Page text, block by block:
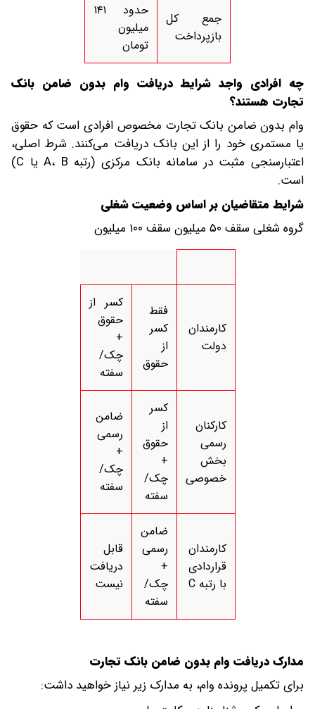
جمع کل
بازپرداخت
حدود ۱۴۱
میلیون
تومان
چه افرادی واجد شرایط دریافت وام بدون ضامن بانک
تجارت هستند؟
وام بدون ضامن بانک تجارت مخصوص افرادی است که حقوق
یا مستمری خود را از این بانک دریافت می‌کنند. شرط اصلی،
اعتبارسنجی مثبت در سامانه بانک مرکزی (رتبه A، B یا C)
است.
شرایط متقاضیان بر اساس وضعیت شغلی
گروه شغلی سقف ۵۰ میلیون سقف ۱۰۰ میلیون
کارمندان
دولت
فقط
کسر
از
حقوق
کسر از
حقوق
+
چک/
سفته
کارکنان
رسمی
بخش
خصوصی
کسر
از
حقوق
+
چک/
سفته
ضامن
رسمی
+
چک/
سفته
کارمندان
قراردادی
با رتبه C
ضامن
رسمی
+
چک/
سفته
قابل
دریافت
نیست
مدارک دریافت وام بدون ضامن بانک تجارت
برای تکمیل پرونده وام، به مدارک زیر نیاز خواهید داشت: